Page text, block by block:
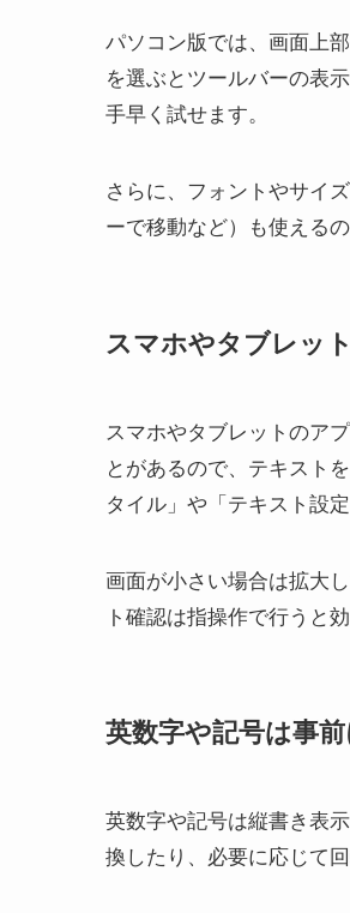
パソコン版では、画面上
を選ぶとツールバーの表
手早く試せます。
さらに、フォントやサイ
ーで移動など）も使える
スマホやタブレッ
スマホやタブレットのア
とがあるので、テキスト
タイル」や「テキスト設
画面が小さい場合は拡大
ト確認は指操作で行うと効
英数字や記号は事
英数字や記号は縦書き表
換したり、必要に応じて